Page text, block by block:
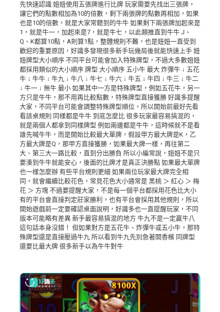
先快速認識 妞妞使用五張牌進行比牌 玩家需要先找出三張牌，
讓它們的點數相加為10的倍數，剩下兩張牌的點數再相加，如果
也是10的倍數，就是大家常聽到的牛牛 如果剩下兩張牌加起來是
1，就是牛一，加起來是7，就是牛七，以此類推直到牛牛 J、
Q、K都算10點，A則算1點，整體規則不難，也是妞妞一直受到
歡迎的重要原因，好識多發現很多新手玩幾局後就能快速上手 妞
妞牌型大小順序 不同平台可能會加入特殊牌型，不過大多數妞妞
都採用類似的大小順序 牌型 大小順序 五小牛 最大 炸彈牛 ↓ 五花
牛 ↓ 牛牛 ↓ 牛九 ↓ 牛八 ↓ 牛七 ↓ 牛六 ↓ 牛五 ↓ 牛四 ↓ 牛三 ↓ 牛二
↓ 牛一 ↓ 無牛 最小 如果其中一方是特殊牌型，例如五花牛，另一
方只是牛牛，那不用再比較點數，特殊牌型直接獲勝 好識多提醒
大家，不同平台可能會調整特殊牌型順位，所以開始前最好先看
看該桌規則 同樣都是牛牛 到底怎麼比 很多玩家最容易搞混的，
就是兩個人都拿到同樣牌型 例如兩邊都是牛牛，這時候就不是看
誰先喊牛牛，而是開始比較最大單牌，假設甲方最大牌是K，乙
方最大牌是Q，那甲方直接獲勝，如果最大牌一樣，再往第二
大、第三大一路比較，直到分出勝負 所以小編常說，妞妞不是只
要湊到牛牛就能安心，後面的比牌才是真正決勝點 如果最大單牌
也一樣怎麼辦 有些平台規則更細 如果兩位玩家最大牌完全相
同，就會繼續比較花色，常見花色大小通常是 黑桃 ＞ 紅心 ＞ 梅
花 ＞ 方塊 不過要提醒大家，不是每一個平台都採用花色比大小
有的平台會直接判定莊家勝利，也有平台會採用其他規則，所以
開始遊戲前一定要確認桌面說明，好識多也一直提醒玩家，不同
版本可能略有差異 新手最容易搞混的地方 牛九不是一定贏牛八
這句話本身沒錯！ 但如果對方是五花牛、炸彈牛或五小牛，那特
殊牌型還是直接壓過牛九 所以看到牛九先別急著開香檳 同牌型
還要比最大牌 很多新手以為牛牛對牛